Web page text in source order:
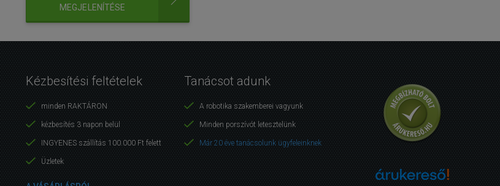
MEGJELENÍTÉSE
Kézbesítési feltételek
minden RAKTÁRON
kézbesítés 3 napon belül
INGYENES szállítás 100.000 Ft felett
Üzletek
Tanácsot adunk
A robotika szakemberei vagyunk
Minden porszívót letesztelünk
Már 20 éve tanácsolunk ügyfeleinknek